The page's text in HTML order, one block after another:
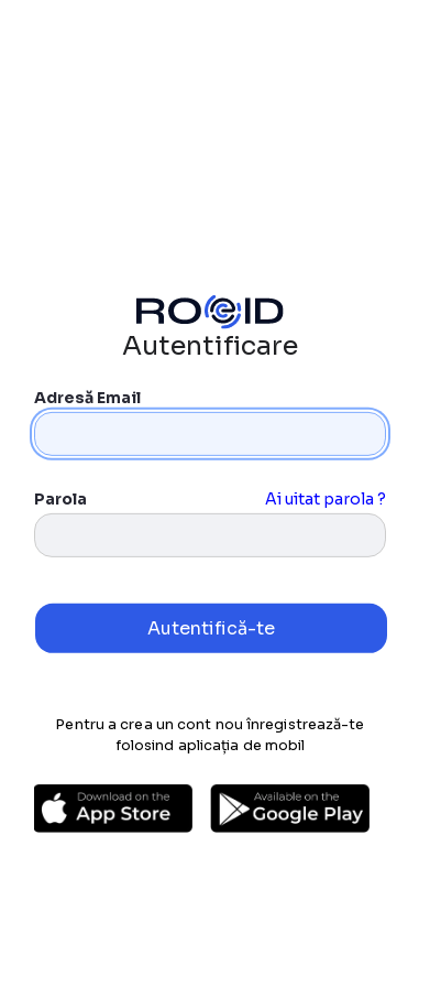
Autentificare
Adresă Email
Parola Ai uitat parola ?
Pentru a crea un cont nou înregistrează-te
folosind aplicația de mobil